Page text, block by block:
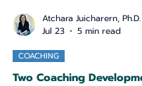
Atchara Juicharern, Ph.D.
Jul 23
COACHING